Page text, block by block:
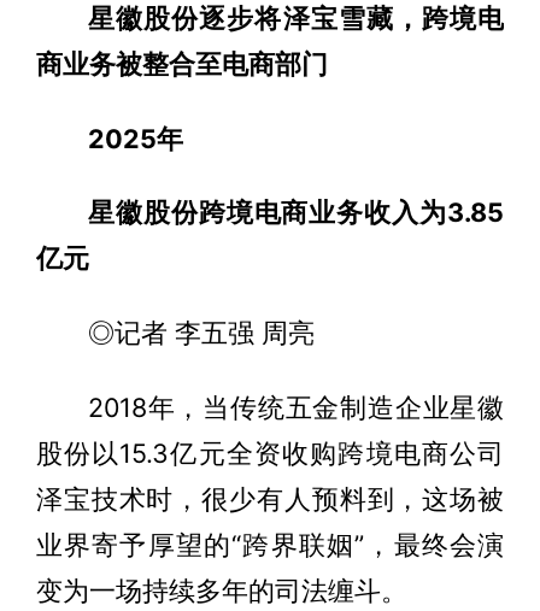
星徽股份逐步将泽宝雪藏，跨境电
商业务被整合至电商部门
2025年
星徽股份跨境电商业务收入为3.85
亿元
◎记者 李五强 周亮
2018年，当传统五金制造企业星徽
股份以15.3亿元全资收购跨境电商公司
泽宝技术时，很少有人预料到，这场被
业界寄予厚望的“跨界联姻”，最终会演
变为一场持续多年的司法缠斗。